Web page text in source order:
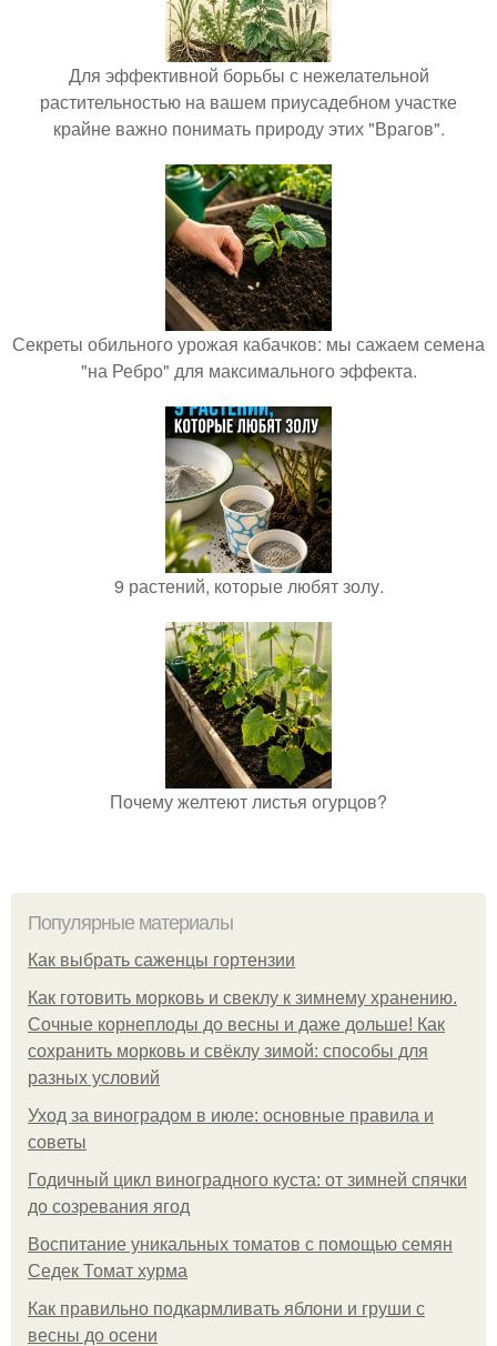
Для эффективной борьбы с нежелательной
растительностью на вашем приусадебном участке
крайне важно понимать природу этих "Врагов".
Секреты обильного урожая кабачков: мы сажаем семена
"на Ребро" для максимального эффекта.
9 растений, которые любят золу.
Почему желтеют листья огурцов?
Популярные материалы
Как выбрать саженцы гортензии
Как готовить морковь и свеклу к зимнему хранению.
Сочные корнеплоды до весны и даже дольше! Как
сохранить морковь и свёклу зимой: способы для
разных условий
Уход за виноградом в июле: основные правила и
советы
Годичный цикл виноградного куста: от зимней спячки
до созревания ягод
Воспитание уникальных томатов с помощью семян
Седек Томат хурма
Как правильно подкармливать яблони и груши с
весны до осени